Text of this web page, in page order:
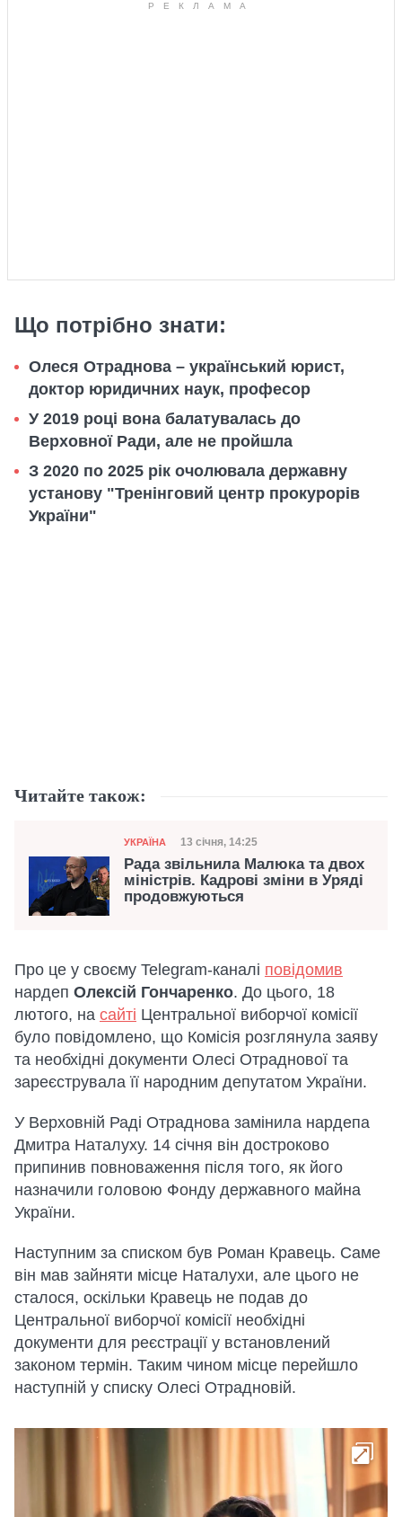
Що потрібно знати:
Олеся Отраднова – український юрист,
доктор юридичних наук, професор
У 2019 році вона балатувалась до
Верховної Ради, але не пройшла
З 2020 по 2025 рік очолювала державну
установу "Тренінговий центр прокурорів
України"
Читайте також:
Категорія
УКРАЇНА Дата публікації
13 січня, 14:25
Рада звільнила Малюка та двох
міністрів. Кадрові зміни в Уряді
продовжуються
Про це у своєму Telegram-каналі повідомив
нардеп Олексій Гончаренко. До цього, 18
лютого, на сайті Центральної виборчої комісії
було повідомлено, що Комісія розглянула заяву
та необхідні документи Олесі Отраднової та
зареєструвала її народним депутатом України.
У Верховній Раді Отраднова замінила нардепа
Дмитра Наталуху. 14 січня він достроково
припинив повноваження після того, як його
назначили головою Фонду державного майна
України.
Наступним за списком був Роман Кравець. Саме
він мав зайняти місце Наталухи, але цього не
сталося, оскільки Кравець не подав до
Центральної виборчої комісії необхідні
документи для реєстрації у встановлений
законом термін. Таким чином місце перейшло
наступній у списку Олесі Отрадновій.